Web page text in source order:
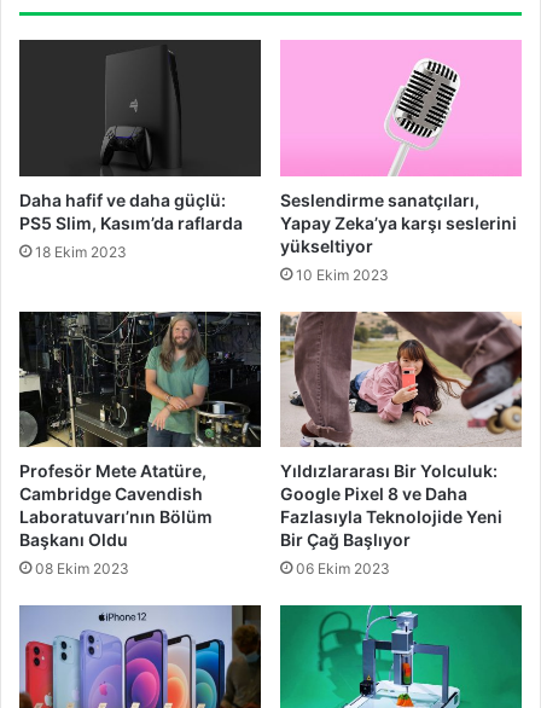
Daha hafif ve daha güçlü:
PS5 Slim, Kasım’da raflarda
18 Ekim 2023
Seslendirme sanatçıları,
Yapay Zeka’ya karşı seslerini
yükseltiyor
10 Ekim 2023
Profesör Mete Atatüre,
Cambridge Cavendish
Laboratuvarı’nın Bölüm
Başkanı Oldu
08 Ekim 2023
Yıldızlararası Bir Yolculuk:
Google Pixel 8 ve Daha
Fazlasıyla Teknolojide Yeni
Bir Çağ Başlıyor
06 Ekim 2023